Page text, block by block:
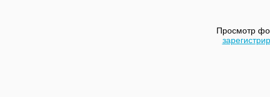
Просмотр